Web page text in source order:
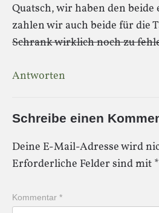
Quatsch, wir haben den beide
zahlen wir auch beide für die
Schrank wirklich noch zu
Antworten
Schreibe einen
Deine E-Mail-Adresse wird
Erforderliche Felder sind mit *
Kommentar *